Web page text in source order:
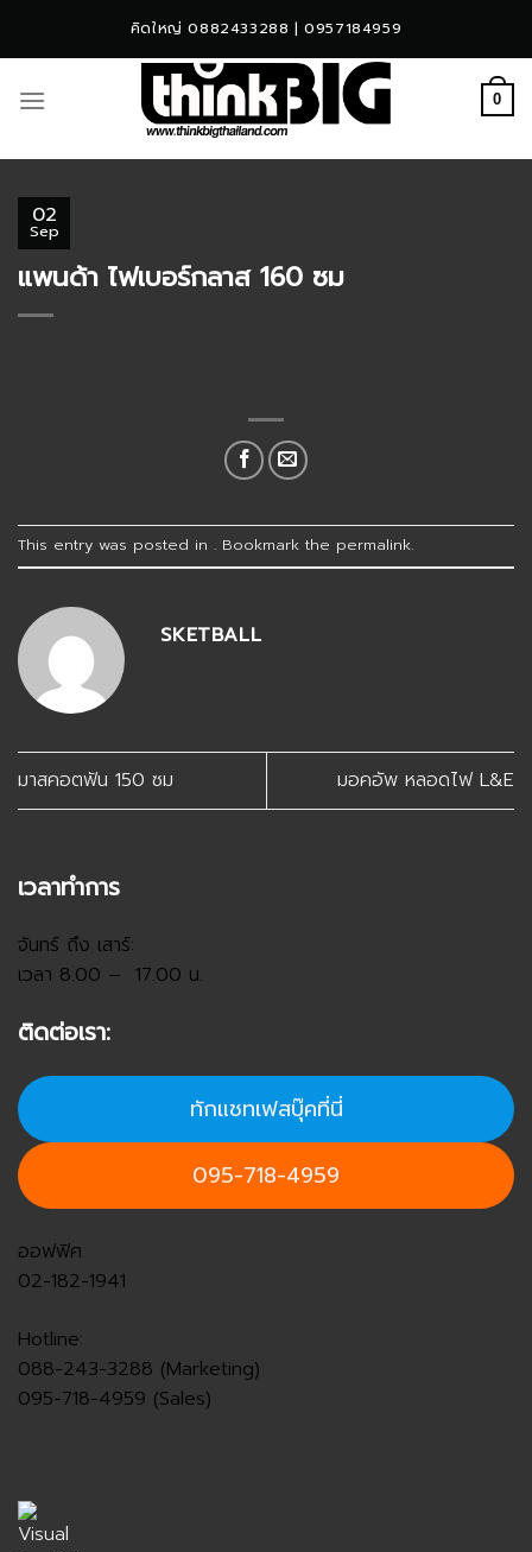
คิดใหญ่ 0882433288 | 0957184959
0
02
Sep
แพนด้า ไฟเบอร์กลาส 160 ซม
This entry was posted in . Bookmark the permalink.
SKETBALL
มาสคอตฟัน 150 ซม มอคอัพ หลอดไฟ L&E
เวลาทำการ
จันทร์ ถึง เสาร์:
เวลา 8.00 – 17.00 น.
ติดต่อเรา:
ทักแชทเฟสบุ๊คที่นี่
095-718-4959
ออฟฟิศ
02-182-1941
Hotline:
088-243-3288 (Marketing)
095-718-4959 (Sales)